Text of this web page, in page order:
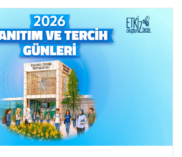
– Gıda ve Tarım Edisyonu’nda “En
birincilik ödülünün sahibi